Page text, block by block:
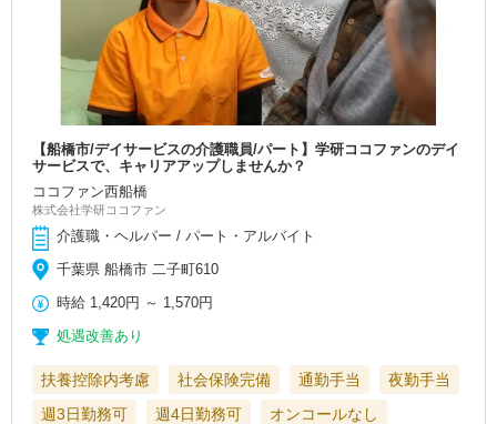
【船橋市/デイサービスの介護職員/パート】学研ココファンのデイ
サービスで、キャリアアップしませんか？
ココファン西船橋
株式会社学研ココファン
介護職・ヘルパー / パート・アルバイト
千葉県 船橋市 二子町610
時給 1,420円 ～ 1,570円
処遇改善あり
扶養控除内考慮 社会保険完備 通勤手当
夜勤手当
週3日勤務可
週4日勤務可
オンコールなし